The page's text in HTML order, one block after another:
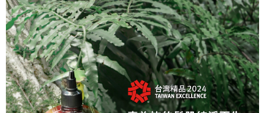
５．嚴禁一人註冊多個帳號或使用他人資訊註冊。若發現惡意使用之情形，
恩沛科技股份有限公司將有權停止該用戶之使用額度並採取法律行動。
每筆NT$80，滿NT$290(含以上)免運費